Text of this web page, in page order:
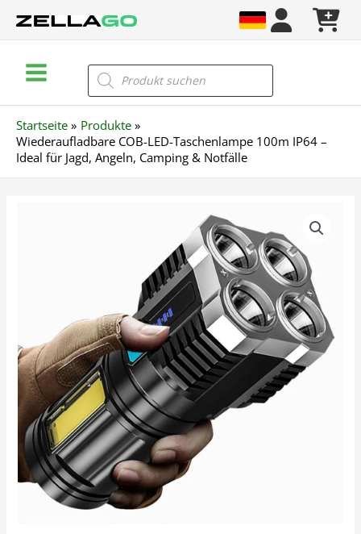
Inhalt
Menu
Products
search
Startseite
Produkte
Wiederaufladbare COB-LED-Taschenlampe 100m IP64 –
Ideal für Jagd, Angeln, Camping & Notfälle
Ideal
für
Jagd,
Angeln,
Camping
&
Notfälle
Menge